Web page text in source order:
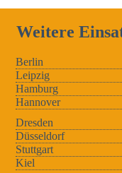
Weitere
Berlin
Leipzig
Hamburg
Hannover
Dresden
Düsseldorf
Stuttgart
Kiel